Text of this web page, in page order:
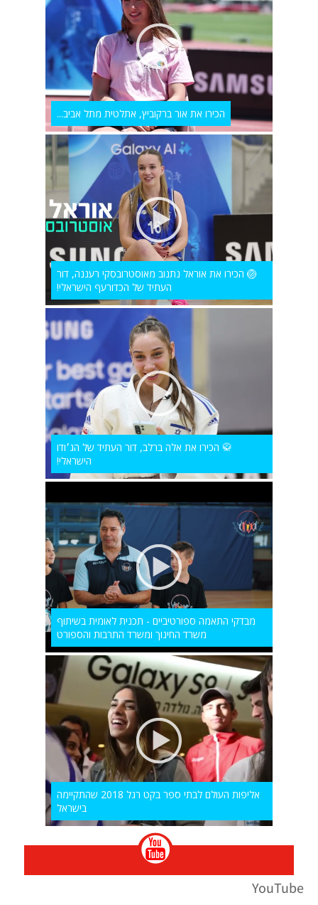
הכירו את אור ברקוביץ, אתלטית מתל אביב...
🏐 הכירו את אוראל נתנוב מאוסטרובסקי רעננה, דור
העתיד של הכדורעף הישראלי!
🥋 הכירו את אלה ברלב, דור העתיד של הג׳ודו
הישראלי!
מבדקי התאמה ספורטיביים - תכנית לאומית בשיתוף
משרד החינוך ומשרד התרבות והספורט
אליפות העולם לבתי ספר בקט רגל 2018 שהתקיימה
בישראל
YouTube